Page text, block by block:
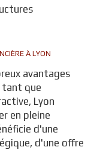
À LYON
avantages
tant que
Lyon
en pleine
d'une
d'une offre